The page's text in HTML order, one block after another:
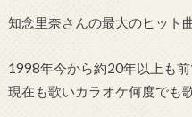
知念里奈さんの最大のヒット
1998年今から約20年以上も
現在も歌いカラオケ何度でも